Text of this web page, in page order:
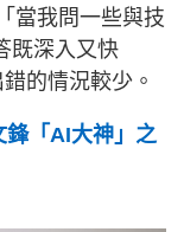
當我問一些與技
既深入又快
的情況較少。
鋒「AI大神」之